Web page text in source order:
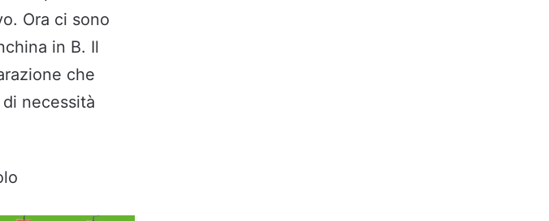
Ora ci sono
in B. Il
che
necessità